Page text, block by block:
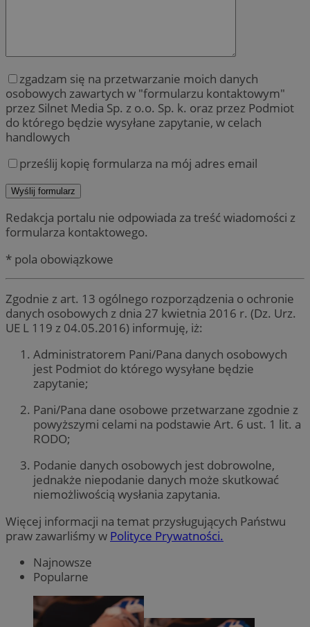
zgadzam się na przetwarzanie moich danych
osobowych zawartych w "formularzu kontaktowym"
przez Silnet Media Sp. z o.o. Sp. k. oraz przez Podmiot
do którego będzie wysyłane zapytanie, w celach
handlowych
prześlij kopię formularza na mój adres email
Redakcja portalu nie odpowiada za treść wiadomości z
formularza kontaktowego.
* pola obowiązkowe
Zgodnie z art. 13 ogólnego rozporządzenia o ochronie
danych osobowych z dnia 27 kwietnia 2016 r. (Dz. Urz.
UE L 119 z 04.05.2016) informuję, iż:
Administratorem Pani/Pana danych osobowych
jest Podmiot do którego wysyłane będzie
zapytanie;
Pani/Pana dane osobowe przetwarzane zgodnie z
powyższymi celami na podstawie Art. 6 ust. 1 lit. a
RODO;
Podanie danych osobowych jest dobrowolne,
jednakże niepodanie danych może skutkować
niemożliwością wysłania zapytania.
Więcej informacji na temat przysługujących Państwu
praw zawarliśmy w Polityce Prywatności.
Najnowsze
Popularne